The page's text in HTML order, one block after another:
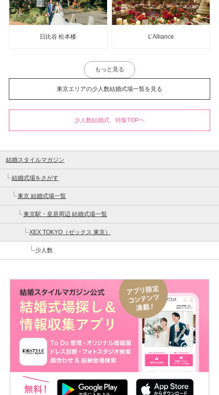
日比谷 松本楼 L’Alliance
もっと見る
東京エリアの少人数結婚式場一覧を見る
少人数結婚式 特集TOPヘ
結婚スタイルマガジン
結婚式場をさがす
東京 結婚式場一覧
東京駅・皇居周辺 結婚式場一覧
XEX TOKYO（ゼックス 東京）
少人数